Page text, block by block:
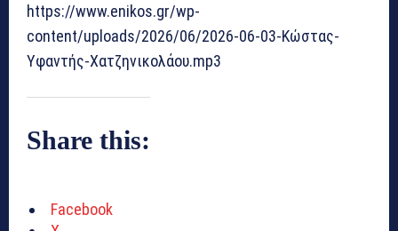
https://www.enikos.gr/wp-
content/uploads/2026/06/2026-06-03-Κώστας-
Υφαντής-Χατζηνικολάου.mp3
Share this:
Facebook